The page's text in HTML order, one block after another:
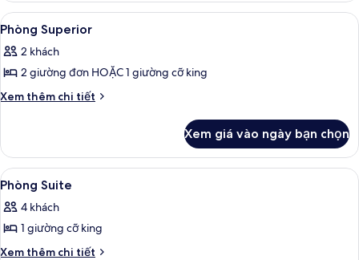
Premium
Xem
tất
cả
ảnh
Phòng
Phòng Superior | Bộ đồ giường cao
7
Phòng Superior
2 khách
2 giường đơn HOẶC 1 giường cỡ king
Xem thêm chi tiết
Chi
Phòng
Superior
Xem giá vào ngày bạn chọn
Xem
tất
cả
ảnh
Phòng
Phòng Suite | Bộ đồ giường cao
6
Phòng Suite
4 khách
1 giường cỡ king
Xem thêm chi tiết
Chi